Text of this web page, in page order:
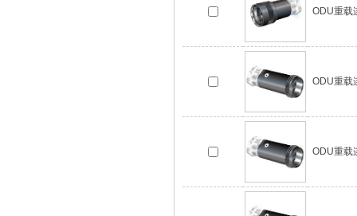
ODU重载
ODU重载
ODU重载